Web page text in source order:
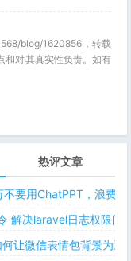
blog/1620856，转载
和对其真实性负责。如有
热评文章
要用ChatPPT，浪费时
解决laravel日志权限问
让微信表情包背景为